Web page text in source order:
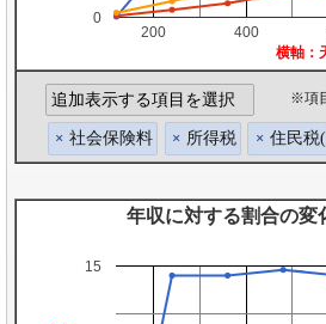
200 400
0
横軸：
※項目
追加表示する項目を選択
× 社会保険料 × 所得税 × 住民税
年収に対する割合の変化
15